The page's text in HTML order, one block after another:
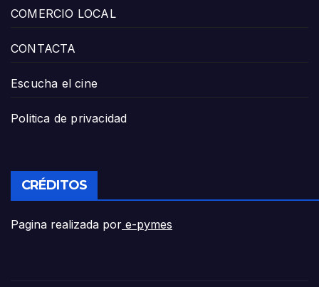
COMERCIO LOCAL
CONTACTA
Escucha el cine
Politica de privacidad
CRÉDITOS
Pagina realizada por e-pymes